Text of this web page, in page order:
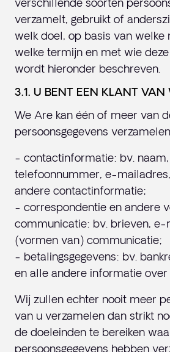
verschillende soorten
verzamelt, gebruikt of
welk doel, op basis van welke
welke termijn en met wie
wordt hieronder beschreven.
3.1. U BENT EEN KLANT VAN
We Are kan één of meer van
persoonsgegevens
- contactinformatie: bv.
telefoonnummer, e-
andere contactinformatie;
- correspondentie en andere
communicatie: bv. brieven, e-
(vormen van) communicatie;
- betalingsgegevens: bv.
en alle andere informatie over
Wij zullen echter nooit meer
van u verzamelen dan strikt
de doeleinden te bereiken